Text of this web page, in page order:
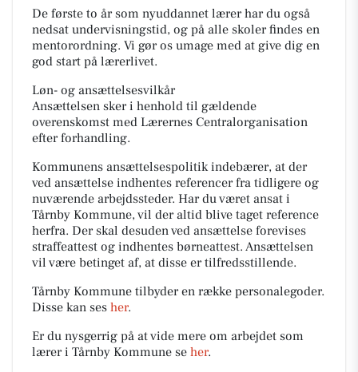
De første to år som nyuddannet lærer har du også
nedsat undervisningstid, og på alle skoler findes en
mentorordning. Vi gør os umage med at give dig en
god start på lærerlivet.
Løn- og ansættelsesvilkår
Ansættelsen sker i henhold til gældende
overenskomst med Lærernes Centralorganisation
efter forhandling.
Kommunens ansættelsespolitik indebærer, at der
ved ansættelse indhentes referencer fra tidligere og
nuværende arbejdssteder. Har du været ansat i
Tårnby Kommune, vil der altid blive taget reference
herfra. Der skal desuden ved ansættelse forevises
straffeattest og indhentes børneattest. Ansættelsen
vil være betinget af, at disse er tilfredsstillende.
Tårnby Kommune tilbyder en række personalegoder.
Disse kan ses her.
Er du nysgerrig på at vide mere om arbejdet som
lærer i Tårnby Kommune se her.